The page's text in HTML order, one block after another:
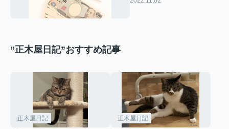
”正木屋日記”おすすめ記事
正木屋日記 正木屋日記